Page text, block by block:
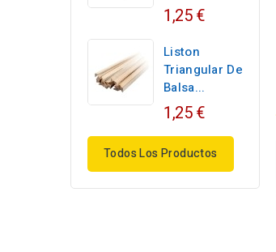
1,25 €
Liston
Triangular De
Balsa...
1,25 €
Todos Los Productos